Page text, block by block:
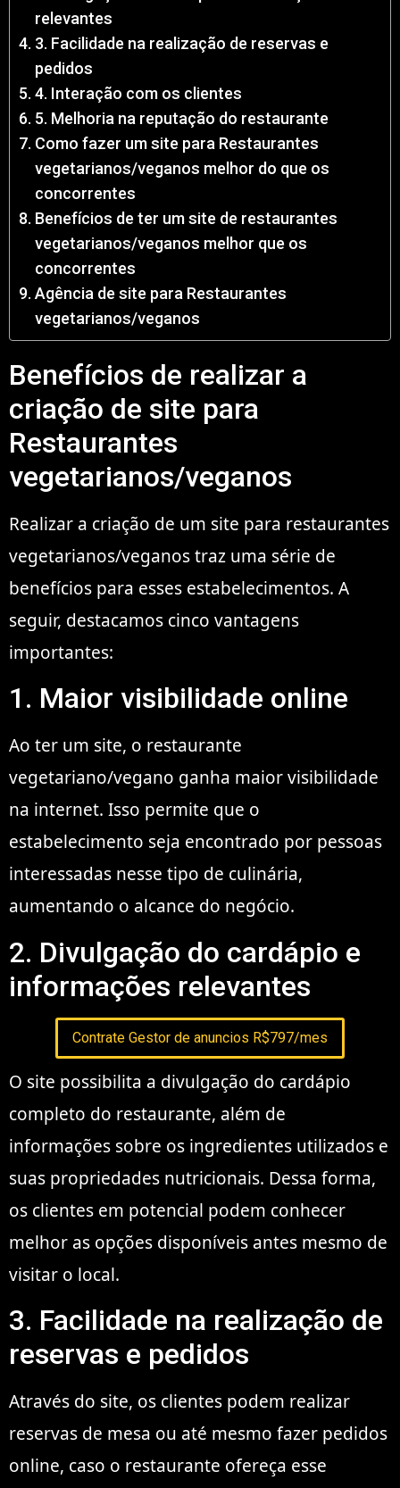
relevantes
3. Facilidade na realização de reservas e
pedidos
4. Interação com os clientes
5. Melhoria na reputação do restaurante
Como fazer um site para Restaurantes
vegetarianos/veganos melhor do que os
concorrentes
Benefícios de ter um site de restaurantes
vegetarianos/veganos melhor que os
concorrentes
Agência de site para Restaurantes
vegetarianos/veganos
Benefícios de realizar a
criação de site para
Restaurantes
vegetarianos/veganos
Realizar a criação de um site para restaurantes
vegetarianos/veganos traz uma série de
benefícios para esses estabelecimentos. A
seguir, destacamos cinco vantagens
importantes:
1. Maior visibilidade online
Ao ter um site, o restaurante
vegetariano/vegano ganha maior visibilidade
na internet. Isso permite que o
estabelecimento seja encontrado por pessoas
interessadas nesse tipo de culinária,
aumentando o alcance do negócio.
2. Divulgação do cardápio e
informações relevantes
Contrate Gestor de anuncios R$797/mes
O site possibilita a divulgação do cardápio
completo do restaurante, além de
informações sobre os ingredientes utilizados e
suas propriedades nutricionais. Dessa forma,
os clientes em potencial podem conhecer
melhor as opções disponíveis antes mesmo de
visitar o local.
3. Facilidade na realização de
reservas e pedidos
Através do site, os clientes podem realizar
reservas de mesa ou até mesmo fazer pedidos
online, caso o restaurante ofereça esse